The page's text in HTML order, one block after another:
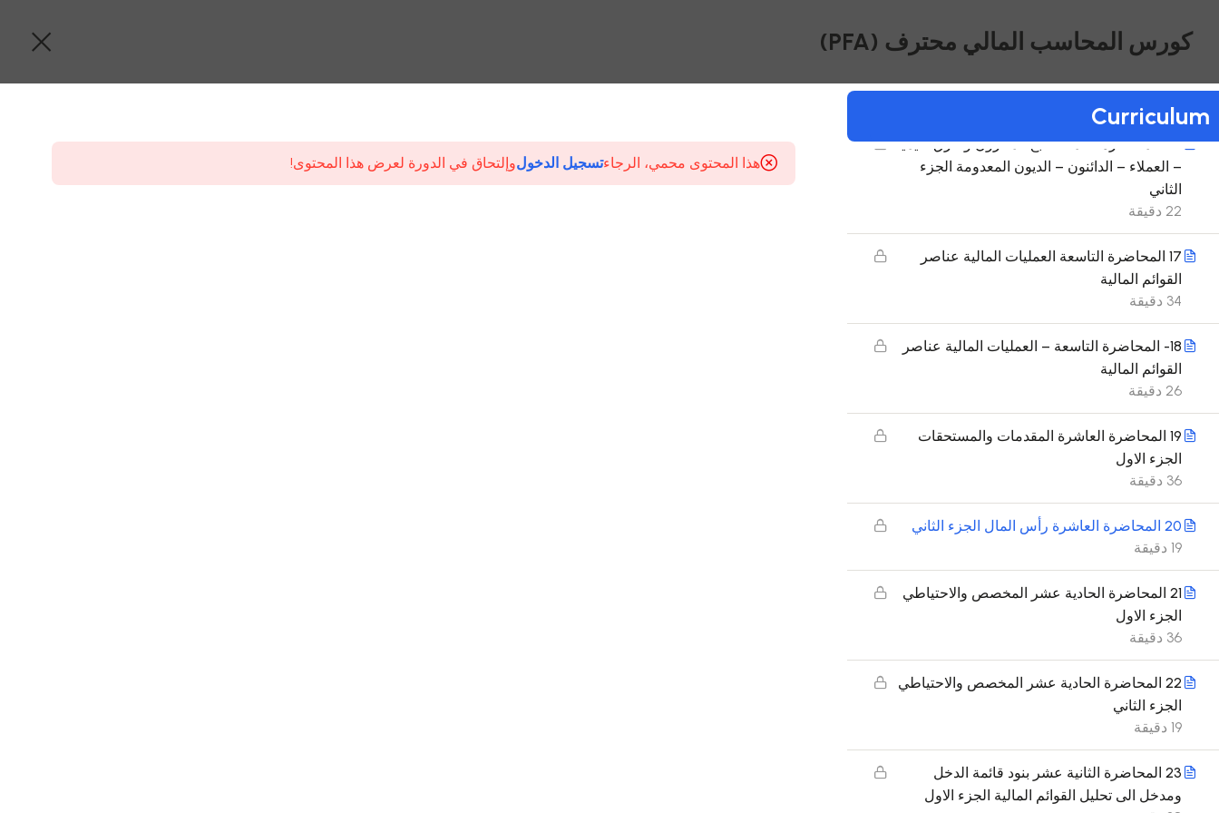
15- المحاضرة الثامنة- تابع المخزون وطرق تقيمية
16- المحاضرة الثامنة- تابع المخزون وطرق تقيمية
– العملاء – الدائنون – الديون المعدومة الجزء
الثاني
22 دقيقة
17 المحاضرة التاسعة العمليات المالية عناصر
القوائم المالية
34 دقيقة
18- المحاضرة التاسعة – العمليات المالية عناصر
القوائم المالية
26 دقيقة
19 المحاضرة العاشرة المقدمات والمستحقات
الجزء الاول
36 دقيقة
20 المحاضرة العاشرة رأس المال الجزء الثاني
19 دقيقة
21 المحاضرة الحادية عشر المخصص والاحتياطي
الجزء الاول
36 دقيقة
22 المحاضرة الحادية عشر المخصص والاحتياطي
الجزء الثاني
19 دقيقة
23 المحاضرة الثانية عشر بنود قائمة الدخل
ومدخل الى تحليل القوائم المالية الجزء الاول
كورس المحاسب المالي محترف (PFA)
Curriculum
هذا المحتوى محمي، الرجاءتسجيل الدخولوإلتحاق في الدورة لعرض هذا المحتوى!